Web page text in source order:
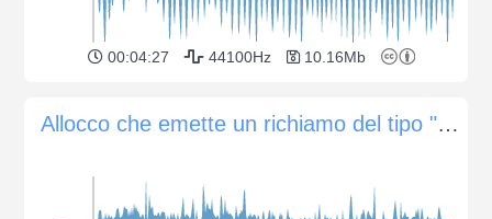
00:04:27 44100Hz 10.16Mb
Allocco che emette un richiamo del tipo "kewick" dal bosco di conifere